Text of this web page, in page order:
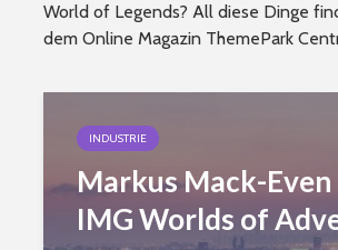
World of Legends? All diese Dinge
dem Online Magazin ThemePark
INDUSTRIE
Markus Mack-
IMG Worlds of